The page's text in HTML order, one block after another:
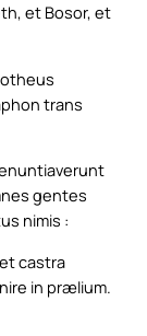
et Bosor, et
trans
gentes
nimis :
castra
in prælium.